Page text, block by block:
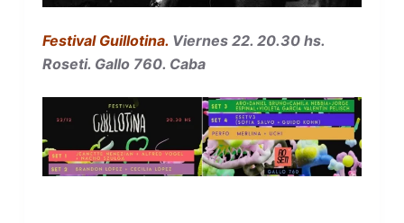
Festival Guillotina. Viernes 22. 20.30 hs.
Roseti. Gallo 760. Caba